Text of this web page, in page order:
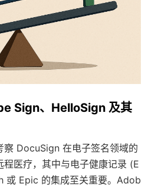
Sign、HelloSign 及其
察 DocuSign 在电子签名领域的
程医疗，其中与电子健康记录 (E
或 Epic 的集成至关重要。Adob